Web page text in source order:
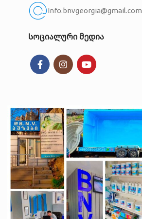
Info.bnvgeorgia@gmail.com
Სოციალური მედია